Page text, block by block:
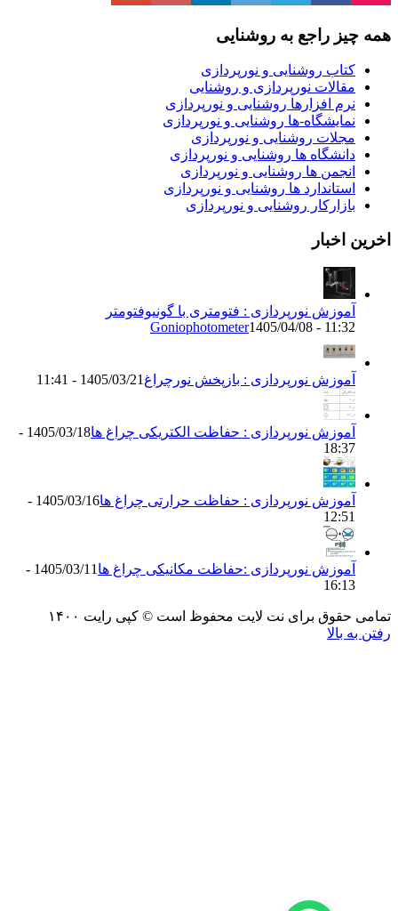
راجع به روشنایی
روشنایی و نورپردازی
نورپردازی و روشنایی
افزارها روشنایی و نورپردازی
ها روشنایی و نورپردازی
روشنایی و نورپردازی
ها روشنایی و نورپردازی
ها روشنایی و نورپردازی
ها روشنایی و نورپردازی
روشنایی و نورپردازی
اخبار
نورپردازی : فتومتری با گونیوفتومتر
Goniophotometer1405/04/08 -
نورپردازی : بازپخش نورچراغ1405/03/21 - 11:41
نورپردازی : حفاظت الکتریکی چراغ ها
1405/03/18 -
نورپردازی : حفاظت حرارتی چراغ ها
1405/03/16 -
نورپردازی :حفاظت مکانیکی چراغ ها
1405/03/11 -
برای نت لایت محفوظ است © کپی رایت ۱۴۰۰
بالا